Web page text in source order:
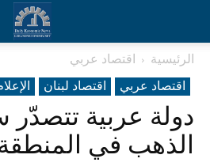
الرئيسية
اقتصاد عربي
اقتصاد عربي
اقتصاد لبنان
دولة عربية
الذهب في